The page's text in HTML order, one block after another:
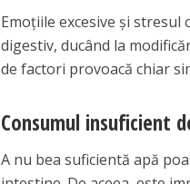
Emoțiile excesive și
digestiv, ducând la
de factori provoacă chiar
Consumul insuficient
A nu bea suficientă apă